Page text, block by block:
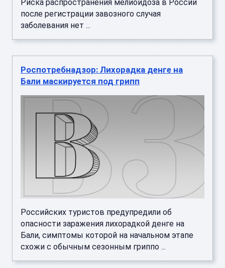
Риска распространения мелиоидоза в России
после регистрации завозного случая
заболевания нет ...
Роспотребнадзор: Лихорадка денге на
Бали маскируется под грипп
Российских туристов предупредили об
опасности заражения лихорадкой денге на
Бали, симптомы которой на начальном этапе
схожи с обычным сезонным гриппо ...